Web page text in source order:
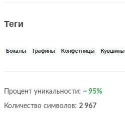
Теги
Бокалы Графины Конфетницы Кувшины
Процент уникальности: ~ 95%
Количество символов: 2 967